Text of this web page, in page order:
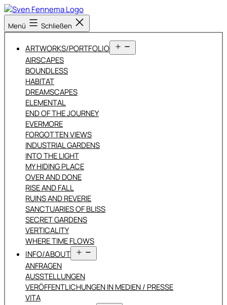
Zum
Inhalt
springen
Sven
Fennema
Menü Schließen
ARTWORKS/PORTFOLIO
öffnen
AIRSCAPES
BOUNDLESS
HABITAT
DREAMSCAPES
ELEMENTAL
END OF THE JOURNEY
EVERMORE
FORGOTTEN VIEWS
INDUSTRIAL GARDENS
INTO THE LIGHT
MY HIDING PLACE
OVER AND DONE
RISE AND FALL
RUINS AND REVERIE
SANCTUARIES OF BLISS
SECRET GARDENS
VERTICALITY
WHERE TIME FLOWS
INFO/ABOUT
öffnen
ANFRAGEN
AUSSTELLUNGEN
VERÖFFENTLICHUNGEN IN MEDIEN / PRESSE
VITA